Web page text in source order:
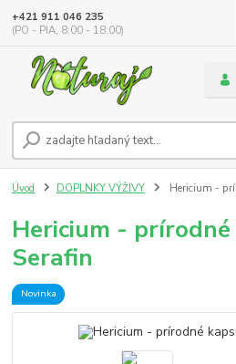
+421 911 046 235
(PO - PIA, 8:00 - 18:00)
Úvod DOPLNKY VÝŽIVY Hericium -
Hericium -
Serafin
Novinka